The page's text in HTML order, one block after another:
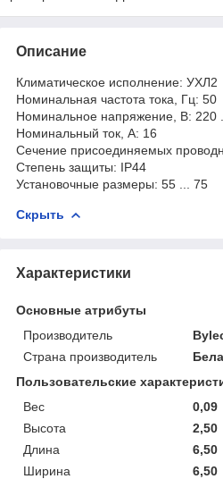
Описание
Климатическое исполнение: УХЛ2
Номинальная частота тока, Гц: 50
Номинальное напряжение, В: 220
Номинальный ток, А: 16
Сечение присоединяемых
Степень защиты: IP44
Установочные размеры: 55 ... 75
Скрыть
Характеристики
Основные атрибуты
Производитель
Страна производитель
Пользовательские
Вес
0,09
Высота
2,50
Длина
6,50
Ширина
6,50